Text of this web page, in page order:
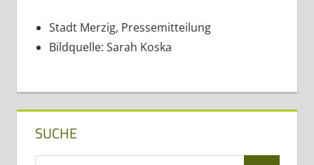
Stadt Merzig, Pressemitteilung
Bildquelle: Sarah Koska
SUCHE